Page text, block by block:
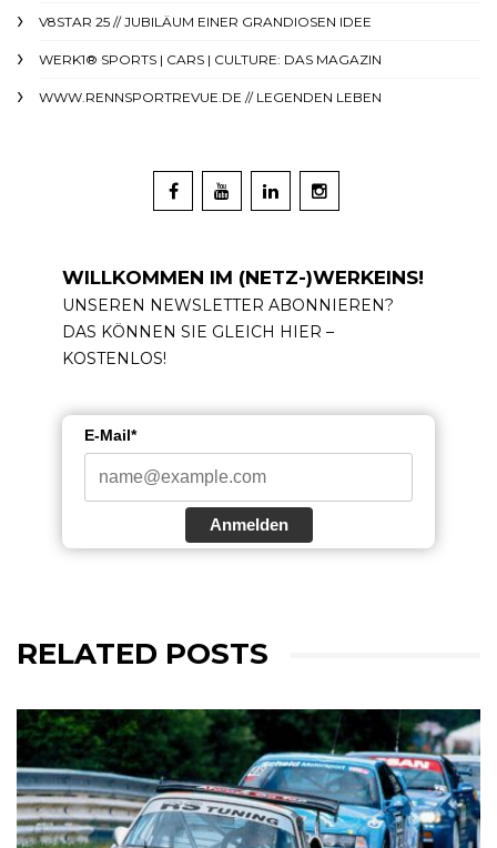
V8STAR 25 // JUBILÄUM EINER GRANDIOSEN IDEE
WERK1® SPORTS | CARS | CULTURE: DAS MAGAZIN
WWW.RENNSPORTREVUE.DE // LEGENDEN LEBEN
WILLKOMMEN IM (NETZ-)WERKEINS!
UNSEREN NEWSLETTER ABONNIEREN?
DAS KÖNNEN SIE GLEICH HIER –
KOSTENLOS!
E-Mail*
Anmelden
RELATED POSTS